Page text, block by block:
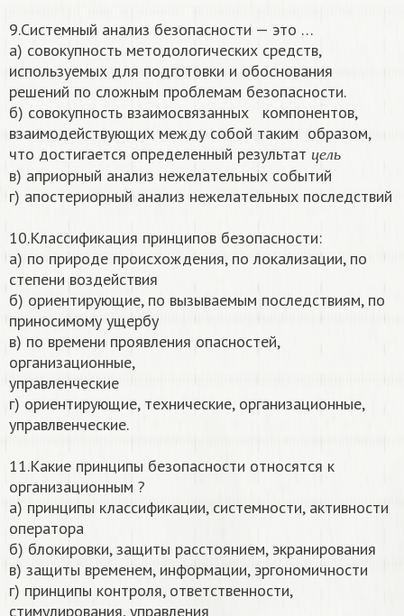
9.Системный анализ безопасности — это …
а) совокупность методологических средств,
используемых для подготовки и обоснования
решений по сложным проблемам безопасности.
б) совокупность взаимосвязанных компонентов,
взаимодействующих между собой таким образом,
что достигается определенный результат
ц ел ь
цель
в) априорный анализ нежелательных событий
г) апостериорный анализ нежелательных последствий
10.Классификация принципов безопасности:
а) по природе происхождения, по локализации, по
степени воздействия
б) ориентирующие, по вызываемым последствиям, по
приносимому ущербу
в) по времени проявления опасностей,
организационные,
управленческие
г) ориентирующие, технические, организационные,
управлвенческие.
11.Какие принципы безопасности относятся к
организационным ?
а) принципы классификации, системности, активности
оператора
б) блокировки, защиты расстоянием, экранирования
в) защиты временем, информации, эргономичности
г) принципы контроля, ответственности,
стимулирования, управления